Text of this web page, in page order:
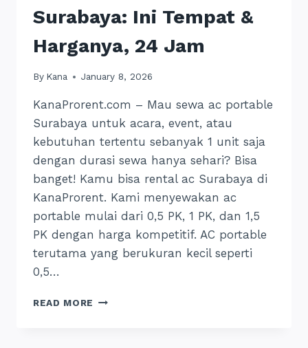
Surabaya: Ini Tempat &
Harganya, 24 Jam
By Kana January 8, 2026
KanaProrent.com – Mau sewa ac portable
Surabaya untuk acara, event, atau
kebutuhan tertentu sebanyak 1 unit saja
dengan durasi sewa hanya sehari? Bisa
banget! Kamu bisa rental ac Surabaya di
KanaProrent. Kami menyewakan ac
portable mulai dari 0,5 PK, 1 PK, dan 1,5
PK dengan harga kompetitif. AC portable
terutama yang berukuran kecil seperti
0,5…
READ MORE SEWA